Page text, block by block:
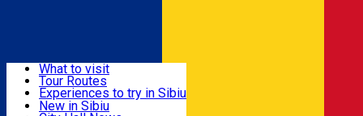
Useful info
What to visit
Tour Routes
Experiences to try in Sibiu
Podcast
New in Sibiu